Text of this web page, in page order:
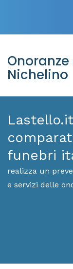
Nichelino
funebri
realizza un
e servizi delle